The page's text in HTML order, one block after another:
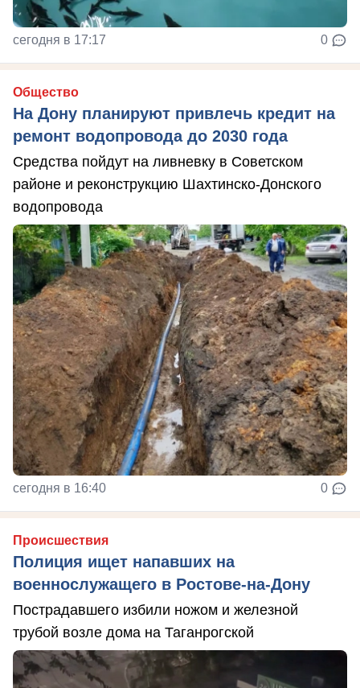
сегодня в 17:17 0
Общество
На Дону планируют привлечь кредит на
ремонт водопровода до 2030 года
Средства пойдут на ливневку в Советском
районе и реконструкцию Шахтинско-Донского
водопровода
сегодня в 16:40 0
Происшествия
Полиция ищет напавших на
военнослужащего в Ростове-на-Дону
Пострадавшего избили ножом и железной
трубой возле дома на Таганрогской